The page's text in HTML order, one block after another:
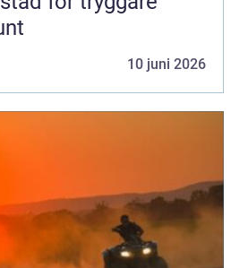
10 juni 2026